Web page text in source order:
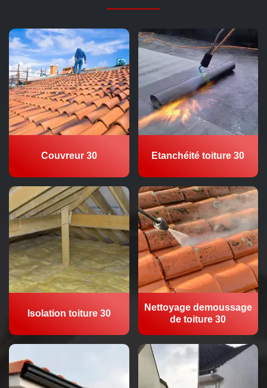
Couvreur 30 Etanchéité toiture 30
Isolation toiture 30
Nettoyage demoussage
de toiture 30